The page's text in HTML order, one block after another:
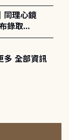
同理心鏡
錄取名
多 全部資訊